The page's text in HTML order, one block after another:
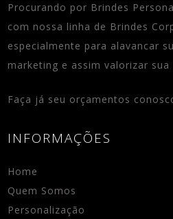
Procurando por Brindes
com nossa linha de Brindes
especialmente para alavancar
marketing e assim valorizar sua
Faça já seu orçamentos
INFORMAÇÕES
Home
Quem Somos
Personalização